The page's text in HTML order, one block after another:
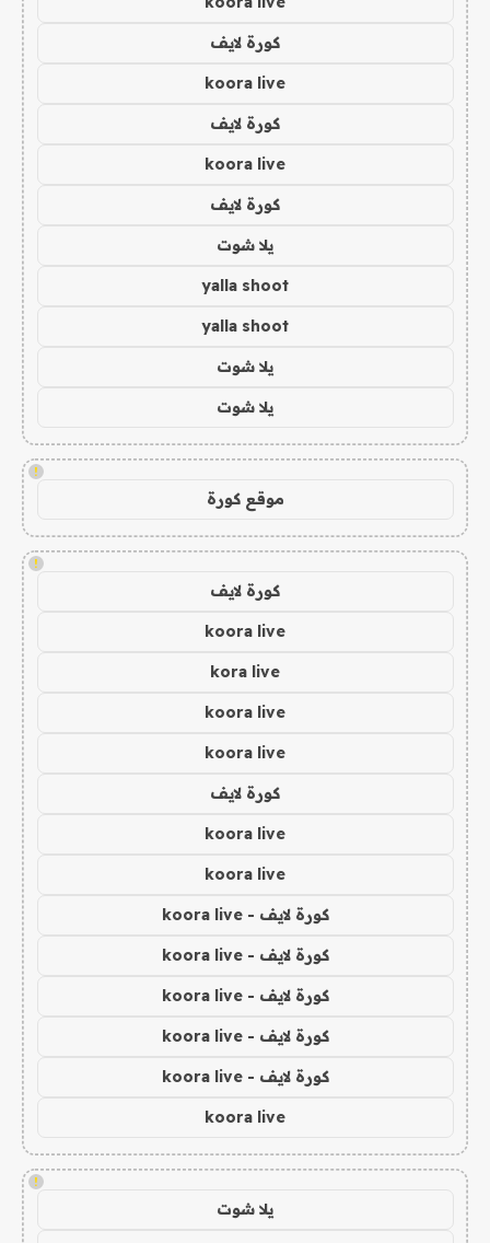
كورة لايف
koora live
كورة لايف
koora live
كورة لايف
يلا شوت
yalla shoot
yalla shoot
يلا شوت
يلا شوت
!
موقع كورة
!
كورة لايف
koora live
kora live
koora live
koora live
كورة لايف
koora live
koora live
كورة لايف - koora live
كورة لايف - koora live
كورة لايف - koora live
كورة لايف - koora live
كورة لايف - koora live
koora live
!
يلا شوت